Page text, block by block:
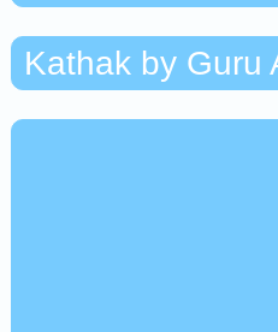
Kathak by Guru